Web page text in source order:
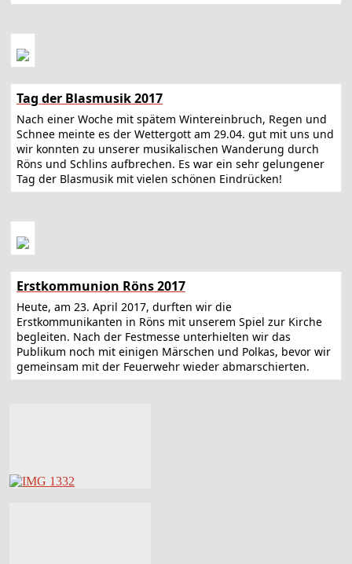
Tag der Blasmusik 2017
Nach einer Woche mit spätem Wintereinbruch, Regen und
Schnee meinte es der Wettergott am 29.04. gut mit uns und
wir konnten zu unserer musikalischen Wanderung durch
Röns und Schlins aufbrechen. Es war ein sehr gelungener
Tag der Blasmusik mit vielen schönen Eindrücken!
Erstkommunion Röns 2017
Heute, am 23. April 2017, durften wir die
Erstkommunikanten in Röns mit unserem Spiel zur Kirche
begleiten. Nach der Festmesse unterhielten wir das
Publikum noch mit einigen Märschen und Polkas, bevor wir
gemeinsam mit der Feuerwehr wieder abmarschierten.